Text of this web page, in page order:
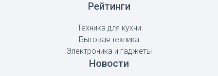
Рейтинги
Техника для кухни
Бытовая техника
Электроника и гаджеты
Новости